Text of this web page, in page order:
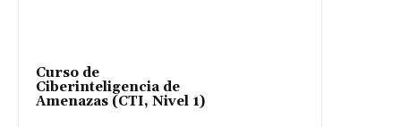
Curso de
Ciberinteligencia de
Amenazas (CTI, Nivel 1)